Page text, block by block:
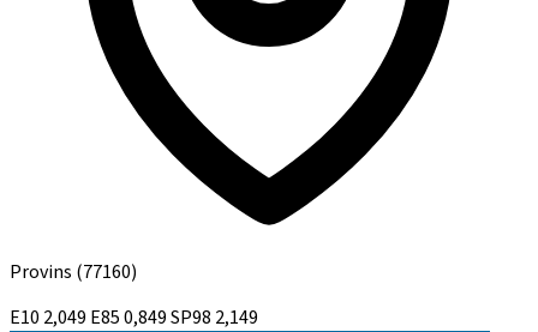
Provins (77160)
E10 2,049 E850,849SP98 2,149